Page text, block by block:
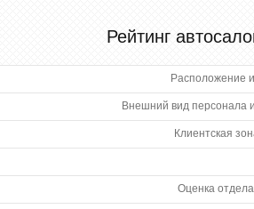
Рейтинг
Расположение
Внешний вид персонала
Клиентская
Оценка